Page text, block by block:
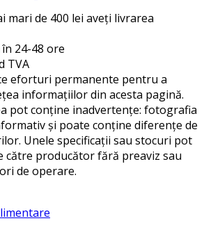
mari de 400 lei aveți livrarea
24-48 ore
TVA
eforturi permanente pentru a
informațiilor din acesta pagină.
pot conține inadvertențe: fotografia
și poate conține diferențe de
Unele specificații sau stocuri pot
către producător fără preaviz sau
de operare.